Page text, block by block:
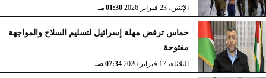
الإثنين، 23 فبراير 2026 02:15 مـالإثنين، 23 فبراير 2026 01:30 مـ
حماس ترفض مهلة إسرائيل لتسليم السلاح والمواجهة
مفتوحة
الثلاثاء، 17 فبراير 2026 07:34 صـ